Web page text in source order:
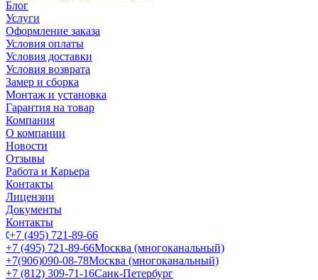
Блог
Услуги
Оформление заказа
Условия оплаты
Условия доставки
Условия возврата
Замер и сборка
Монтаж и установка
Гарантия на товар
Компания
О компании
Новости
Отзывы
Работа и Карьера
Контакты
Лицензии
Документы
Контакты
+7 (495) 721-89-66
+7 (495) 721-89-66Москва (многоканальный)
+7(906)090-08-78Москва (многоканальный)
+7 (812) 309-71-16Санк-Петербург